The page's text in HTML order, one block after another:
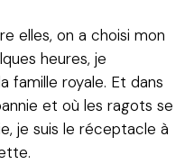
elles, on a choisi mon
heures, je
famille royale. Et dans
et où les ragots se
je suis le réceptacle à